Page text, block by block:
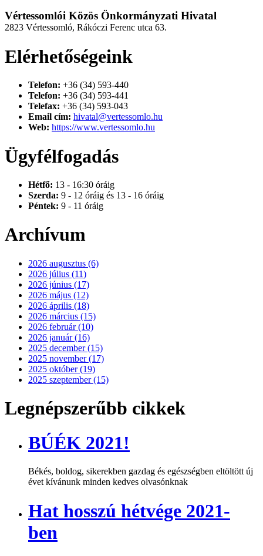
Vértessomlói Közös Önkormányzati Hivatal
2823 Vértessomló, Rákóczi Ferenc utca 63.
Elérhetőségeink
Telefon: +36 (34) 593-440
Telefon: +36 (34) 593-441
Telefax: +36 (34) 593-043
Email cím: hivatal@vertessomlo.hu
Web: https://www.vertessomlo.hu
Ügyfélfogadás
Hétfő: 13 - 16:30 óráig
Szerda: 9 - 12 óráig és 13 - 16 óráig
Péntek: 9 - 11 óráig
Archívum
2026 augusztus (6)
2026 július (11)
2026 június (17)
2026 május (12)
2026 április (18)
2026 március (15)
2026 február (10)
2026 január (16)
2025 december (15)
2025 november (17)
2025 október (19)
2025 szeptember (15)
Legnépszerűbb cikkek
BÚÉK 2021!
Békés, boldog, sikerekben gazdag és egészségben eltöltött új
évet kívánunk minden kedves olvasónknak
Hat hosszú hétvége 2021-
ben